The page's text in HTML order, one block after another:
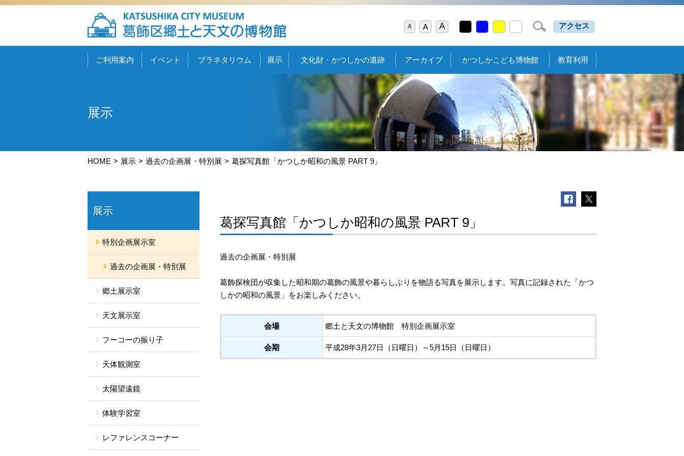
A A A アクセス
ご利用案内 イベント プラネタリウム 展示 文化財・かつしかの遺跡 アーカイブ かつしかこども博物館 教育利用
展示
HOME 展示 過去の企画展・特別展 葛探写真館「かつしか昭和の風景 PART 9」
展示
特別企画展示室
過去の企画展・特別展
郷土展示室
天文展示室
フーコーの振り子
天体観測室
太陽望遠鏡
体験学習室
レファレンスコーナー
葛探写真館「かつしか昭和の風景 PART 9」
過去の企画展・特別展
葛飾探検団が収集した昭和期の葛飾の風景や暮らしぶりを物語る写真を展示します。写真に記録された「かつ
しかの昭和の風景」をお楽しみください。
会場 郷土と天文の博物館 特別企画展示室
会期 平成28年3月27日（日曜日）～5月15日（日曜日）